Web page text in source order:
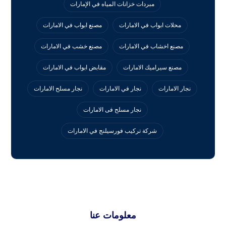
مبردات خزانات المياه في الإمارات
محلات ابواب في الامارات مصنع ابواب في الامارات
مصنع اخشاب في الامارات مصنع خشب في الامارات
مصنع سيراميك الامارات مقابض ابواب في الامارات
نجار الامارات نجار في الامارات نجار مسلح الامارات
نجار مسلح فى الامارات
‏شركة تركيب فورسيلنج في الامارات
معلومات عنا